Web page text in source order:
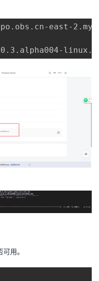
east-
用。